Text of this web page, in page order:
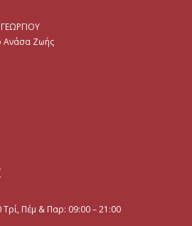
Ανάσα Ζωής
Πέμ & Παρ: 09:00 – 21:00